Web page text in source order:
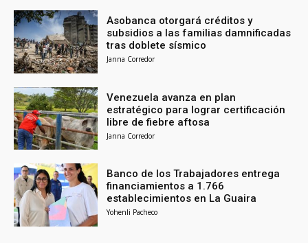
Asobanca otorgará créditos y
subsidios a las familias damnificadas
tras doblete sísmico
Janna Corredor
Venezuela avanza en plan
estratégico para lograr certificación
libre de fiebre aftosa
Janna Corredor
Banco de los Trabajadores entrega
financiamientos a 1.766
establecimientos en La Guaira
Yohenli Pacheco